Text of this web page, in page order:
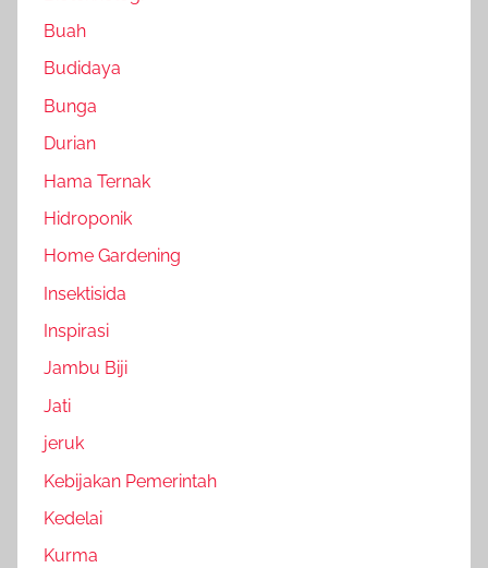
Buah
Budidaya
Bunga
Durian
Hama Ternak
Hidroponik
Home Gardening
Insektisida
Inspirasi
Jambu Biji
Jati
jeruk
Kebijakan Pemerintah
Kedelai
Kurma